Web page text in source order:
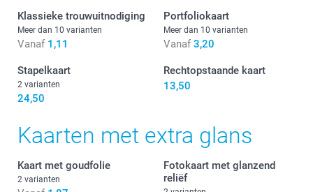
Klassieke trouwuitnodiging
Meer dan 10 varianten
Vanaf 1,11
Portfoliokaart
Meer dan 10 varianten
Vanaf 3,20
Stapelkaart
2 varianten
24,50
Rechtopstaande kaart
13,50
Kaarten met extra glans
Kaart met goudfolie
2 varianten
Fotokaart met glanzend
reliëf